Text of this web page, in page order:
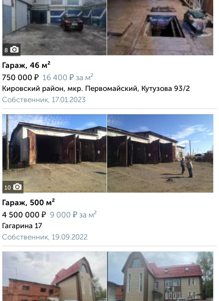
8
Гараж, 46 м²
750 000 ₽ 16 400 ₽ за м²
Кировский район, мкр. Первомайский, Кутузова 93/2
Собственник, 17.01.2023
10
Гараж, 500 м²
4 500 000 ₽ 9 000 ₽ за м²
Гагарина 17
Собственник, 19.09.2022